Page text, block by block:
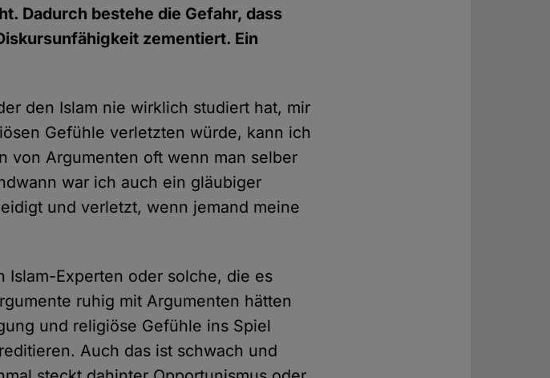
Dadurch bestehe die Gefahr, dass
zementiert. Ein
den Islam nie wirklich studiert hat, mir
Gefühle verletzten würde, kann ich
von Argumenten oft wenn man selber
war ich auch ein gläubiger
und verletzt, wenn jemand meine
Islam-Experten oder solche, die es
ruhig mit Argumenten hätten
und religiöse Gefühle ins Spiel
Auch das ist schwach und